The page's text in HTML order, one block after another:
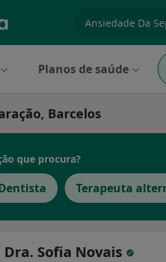
Planos de saúde
Barcelos
que procura?
Terapeuta
Dra. Sofia Novais